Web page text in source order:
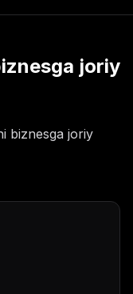
joriy
biznesga joriy